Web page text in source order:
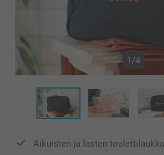
1/4
Aikuisten ja lasten